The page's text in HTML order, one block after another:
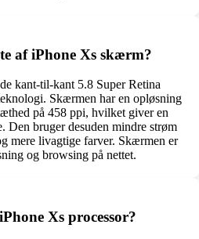
af iPhone Xs skærm?
kant-til-kant 5.8 Super Retina
Skærmen har en opløsning
på 458 ppi, hvilket giver en
Den bruger desuden mindre strøm
mere livagtige farver. Skærmen er
og browsing på nettet.
Xs processor?